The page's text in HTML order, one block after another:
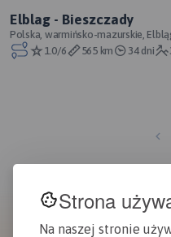
Strona
Na naszej stronie
Elblag - Bieszczady
Polska, warmińsko-mazurskie,
1.0/6
565 km 34 dni